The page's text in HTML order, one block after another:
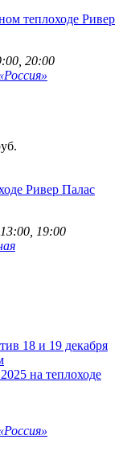
теплоходе Ривер
20:00
19:00
на теплоходе